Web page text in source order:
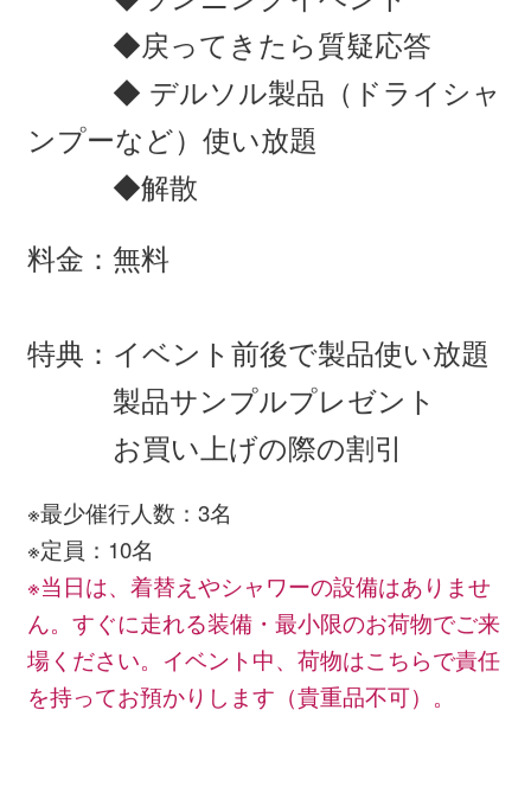
◆戻ってきたら質疑応答
◆ デルソル製品（ドライシャ
ンプーなど）使い放題
◆解散
料金：無料
特典：イベント前後で製品使い放題
製品サンプルプレゼント
お買い上げの際の割引
※最少催行人数：3名
※定員：10名
※当日は、着替えやシャワーの設備はありませ
ん。すぐに走れる装備・最小限のお荷物でご来
場ください。イベント中、荷物はこちらで責任
を持ってお預かりします（貴重品不可）。